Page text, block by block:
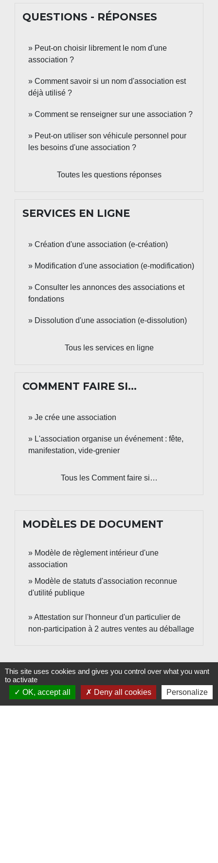
QUESTIONS - RÉPONSES
Peut-on choisir librement le nom d'une
association ?
Comment savoir si un nom d'association est
déjà utilisé ?
Comment se renseigner sur une association ?
Peut-on utiliser son véhicule personnel pour
les besoins d'une association ?
Toutes les questions réponses
SERVICES EN LIGNE
Création d'une association (e-création)
Modification d'une association (e-modification)
Consulter les annonces des associations et
fondations
Dissolution d'une association (e-dissolution)
Tous les services en ligne
COMMENT FAIRE SI…
Je crée une association
L'association organise un événement : fête,
manifestation, vide-grenier
Tous les Comment faire si…
MODÈLES DE DOCUMENT
Modèle de règlement intérieur d'une
association
Modèle de statuts d'association reconnue
d'utilité publique
Attestation sur l'honneur d'un particulier de
non-participation à 2 autres ventes au déballage
Contactez votre mairie
This site uses cookies and gives you control over what you want
to activate
OK, accept all
Deny all cookies Personalize